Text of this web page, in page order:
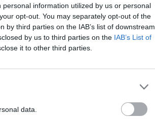
information utilized by us or personal
opt-out. You may separately opt-out of the
third parties on the IAB’s list of downstream
by us to third parties on the IAB’s List of
it to other third parties.
data.
Dodaj